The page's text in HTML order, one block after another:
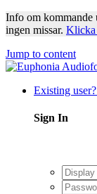
Info om kommande
ingen missar. Klicka
Jump to content
Existing
Sign In